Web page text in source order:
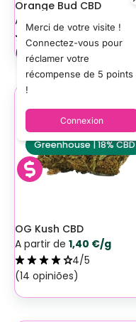
Orange Bud CBD
A partir de
1,40 €/g
(37 opiniões)
Greenhouse | 18% CBD
OG Kush CBD
A partir de 1,40 €/g
4/5
(14 opiniões)
Merci de votre visite !
Connectez-vous pour
réclamer votre
récompense de 5 points
!
Connexion